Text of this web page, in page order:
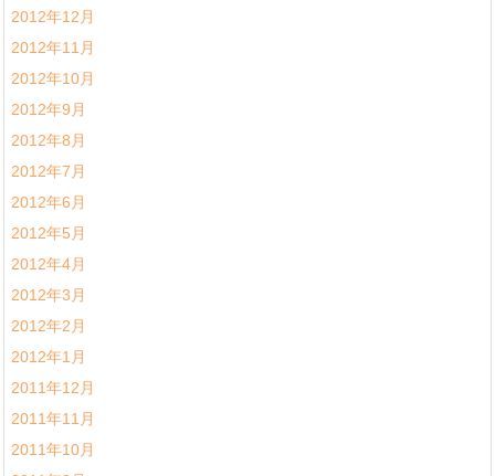
2012年12月
2012年11月
2012年10月
2012年9月
2012年8月
2012年7月
2012年6月
2012年5月
2012年4月
2012年3月
2012年2月
2012年1月
2011年12月
2011年11月
2011年10月